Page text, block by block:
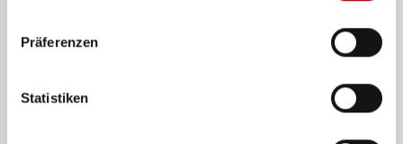
Präferenzen
Statistiken